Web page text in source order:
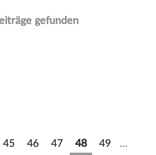
gefunden
45 46 47 48 49 …